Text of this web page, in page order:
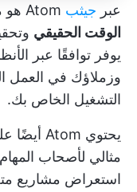
عبر جيثب
الوقت الحقيقي
يوفر توافقًا عبر
وزملاؤك في العمل
التشغيل الخاص بك.
يحتوي Atom أيضًا على خيار
مثالي لأصحاب
استعراض مشاريع